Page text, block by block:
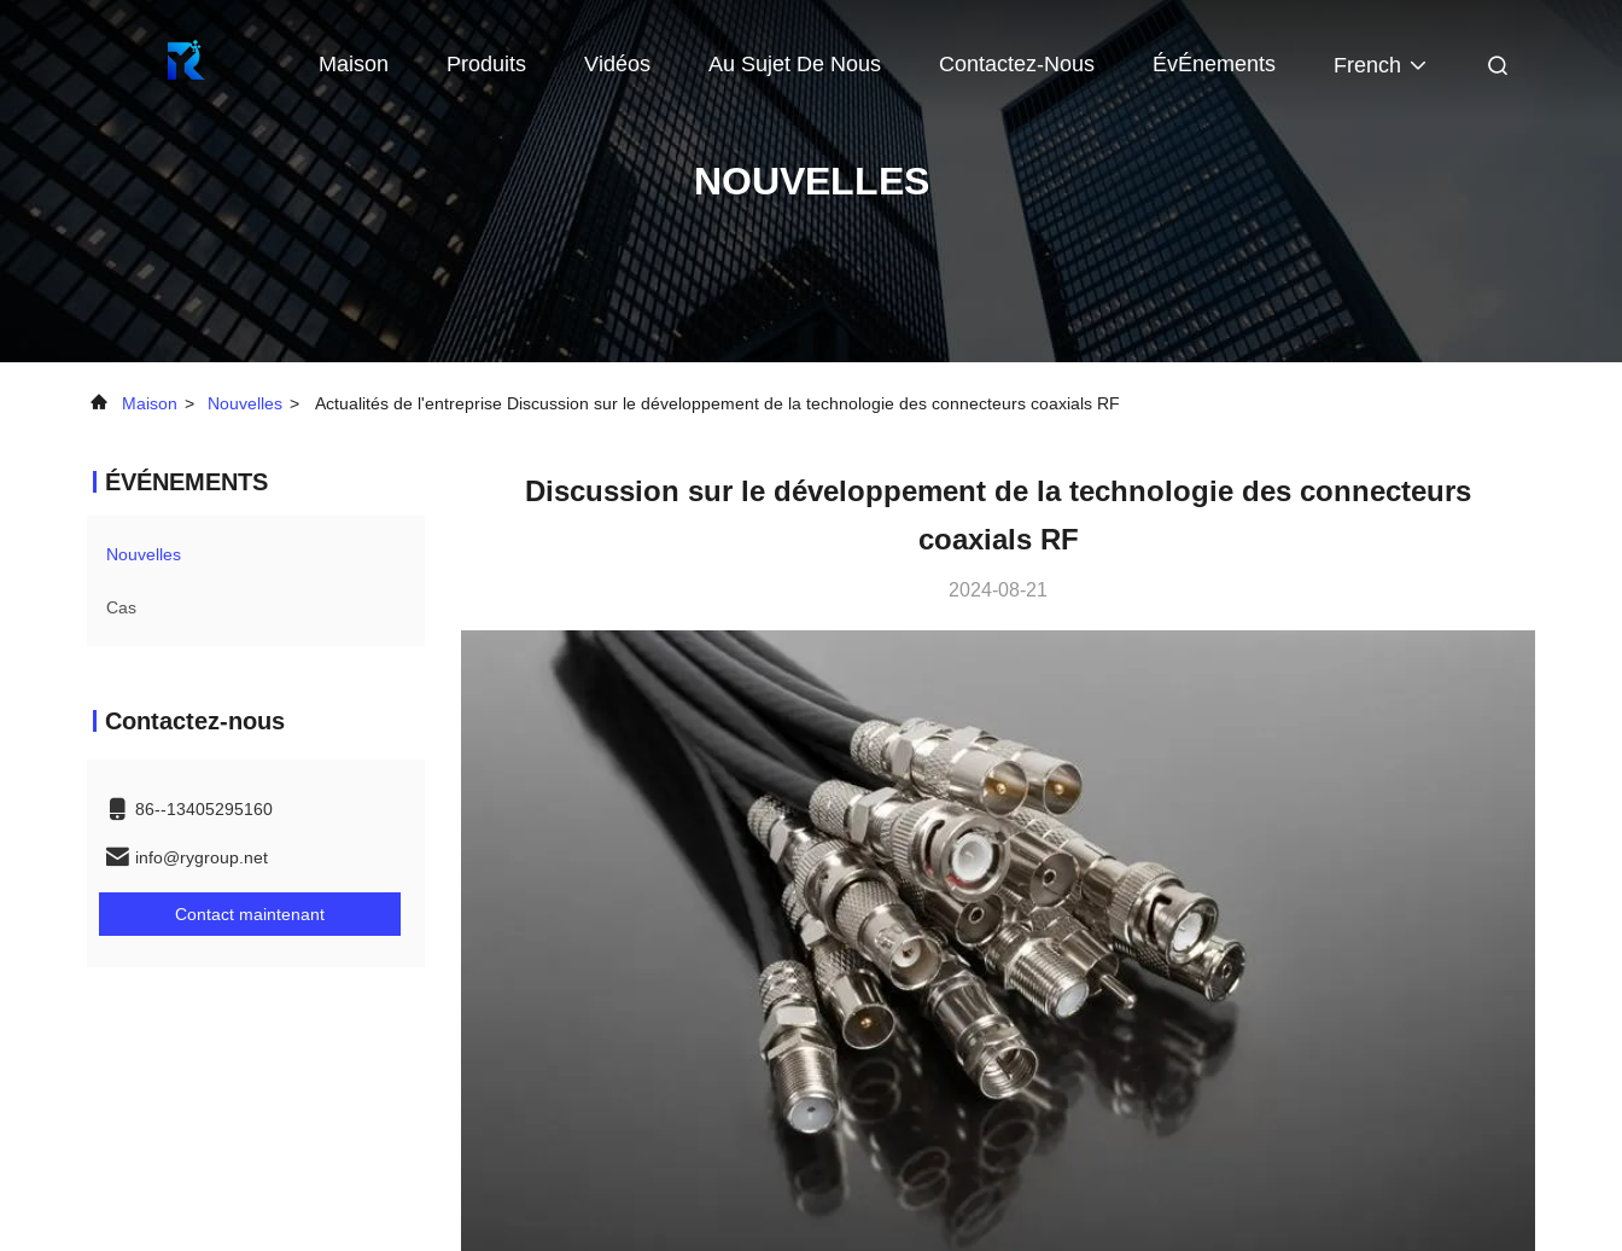
Maison Produits Vidéos Au Sujet De Nous Contactez-Nous ÉvÉnements French
NOUVELLES
Maison > Nouvelles > Actualités de l'entreprise Discussion sur le développement de la technologie des connecteurs coaxials RF
ÉVÉNEMENTS
Nouvelles
Cas
Contactez-nous
86--13405295160
info@rygroup.net
Contact maintenant
Discussion sur le développement de la technologie des connecteurs
coaxials RF
2024-08-21